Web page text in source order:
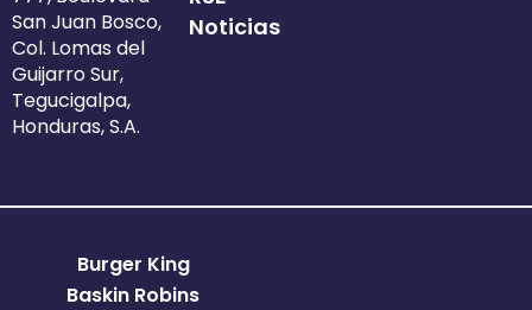
San Juan Bosco,
Col. Lomas del
Guijarro Sur,
Tegucigalpa,
Honduras, S.A.
Noticias
Burger King
Baskin Robins